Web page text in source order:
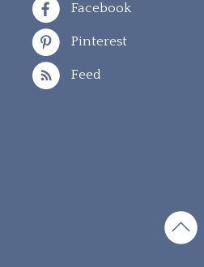
Facebook
Pinterest
Feed